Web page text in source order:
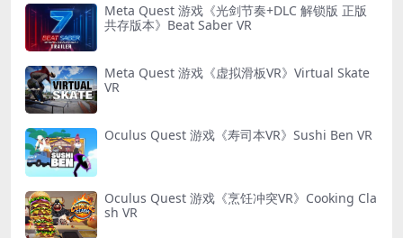
Meta Quest 游戏《光剑节奏+DLC 解锁版 正版
共存版本》Beat Saber VR
Meta Quest 游戏《虚拟滑板VR》Virtual Skate
VR
Oculus Quest 游戏《寿司本VR》Sushi Ben VR
Oculus Quest 游戏《烹饪冲突VR》Cooking Cla
sh VR